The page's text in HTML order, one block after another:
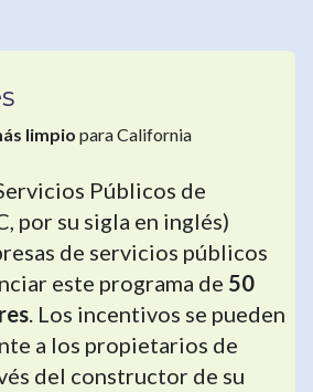
limpio para California
Públicos de
por su sigla en inglés)
de servicios públicos
este programa de 50
. Los incentivos se pueden
a los propietarios de
del constructor de su